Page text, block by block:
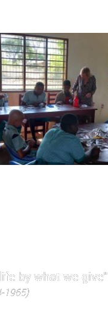
by what we give"
1965)